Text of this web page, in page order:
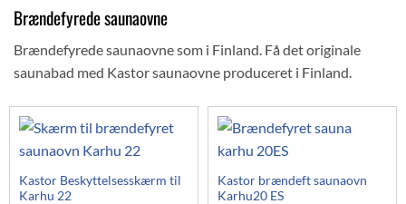
Brændefyrede saunaovne
Brændefyrede saunaovne som i Finland. Få det originale
saunabad med Kastor saunaovne produceret i Finland.
Kastor Beskyttelsesskærm til
Karhu 22
Kastor brændeft saunaovn
Karhu20 ES